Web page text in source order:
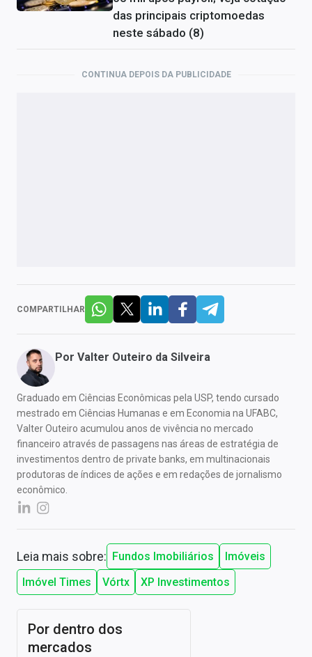
das principais criptomoedas
neste sábado (8)
CONTINUA DEPOIS DA PUBLICIDADE
COMPARTILHAR
Por Valter Outeiro da Silveira
Graduado em Ciências Econômicas pela USP, tendo cursado
mestrado em Ciências Humanas e em Economia na UFABC,
Valter Outeiro acumulou anos de vivência no mercado
financeiro através de passagens nas áreas de estratégia de
investimentos dentro de private banks, em multinacionais
produtoras de índices de ações e em redações de jornalismo
econômico.
Leia mais sobre: Fundos Imobiliários
Imóveis
Imóvel Times
Vórtx XP Investimentos
Por dentro dos
mercados